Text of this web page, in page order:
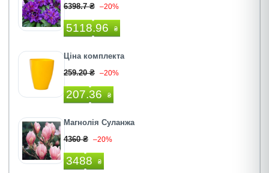
6398.7 ₴ –20%
5118.96 ₴
Ціна комплекта
259.20 ₴ –20%
207.36 ₴
Магнолія Суланжа
4360 ₴ –20%
3488 ₴